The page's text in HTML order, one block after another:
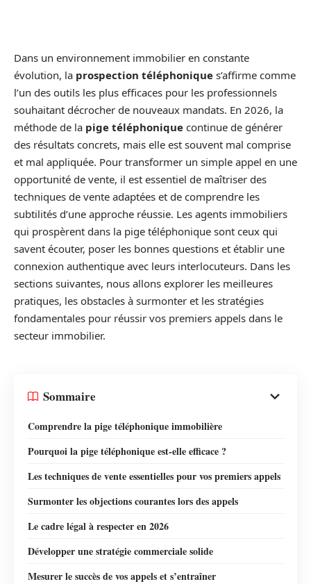
Dans un environnement immobilier en constante
évolution, la prospection téléphonique s’affirme comme
l’un des outils les plus efficaces pour les professionnels
souhaitant décrocher de nouveaux mandats. En 2026, la
méthode de la pige téléphonique continue de générer
des résultats concrets, mais elle est souvent mal comprise
et mal appliquée. Pour transformer un simple appel en une
opportunité de vente, il est essentiel de maîtriser des
techniques de vente adaptées et de comprendre les
subtilités d’une approche réussie. Les agents immobiliers
qui prospèrent dans la pige téléphonique sont ceux qui
savent écouter, poser les bonnes questions et établir une
connexion authentique avec leurs interlocuteurs. Dans les
sections suivantes, nous allons explorer les meilleures
pratiques, les obstacles à surmonter et les stratégies
fondamentales pour réussir vos premiers appels dans le
secteur immobilier.
Sommaire
Comprendre la pige téléphonique immobilière
Pourquoi la pige téléphonique est-elle efficace ?
Les techniques de vente essentielles pour vos premiers appels
Surmonter les objections courantes lors des appels
Le cadre légal à respecter en 2026
Développer une stratégie commerciale solide
Mesurer le succès de vos appels et s’entraîner